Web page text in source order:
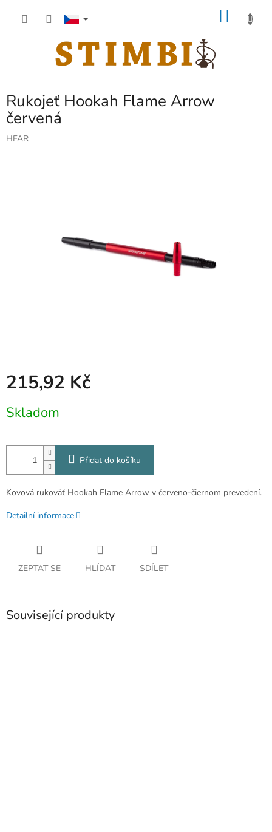
Rukojeť Hookah Flame Arrow
červená
HFAR
215,92 Kč
cena:
Skladom
Přidat do košíku
Kovová rukoväť Hookah Flame Arrow v červeno-čiernom prevedení.
Detailní informace
ZEPTAT SE HLÍDAT SDÍLET
Související produkty